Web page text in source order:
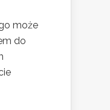
może
do